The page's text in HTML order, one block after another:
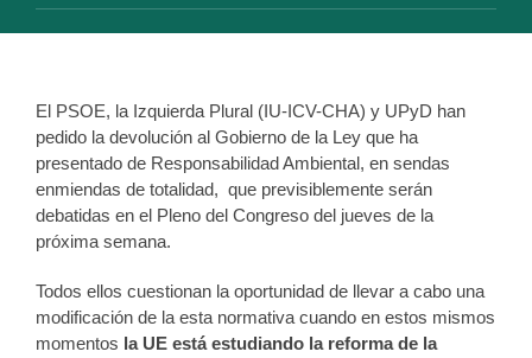
El PSOE, la Izquierda Plural (IU-ICV-CHA) y UPyD han
pedido la devolución al Gobierno de la Ley que ha
presentado de Responsabilidad Ambiental, en sendas
enmiendas de totalidad, que previsiblemente serán
debatidas en el Pleno del Congreso del jueves de la
próxima semana.
Todos ellos cuestionan la oportunidad de llevar a cabo una
modificación de la esta normativa cuando en estos mismos
momentos la UE está estudiando la reforma de la